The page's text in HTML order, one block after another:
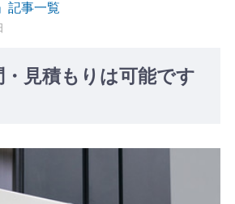
記事一覧
見積もりは可能です